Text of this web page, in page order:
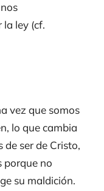
ley (cf.
vez que somos
lo que cambia
de ser de Cristo,
porque no
su maldición.